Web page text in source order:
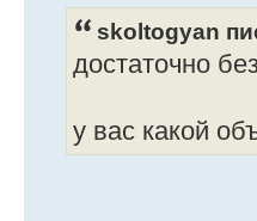
skoltogyan
достаточно
у вас какой